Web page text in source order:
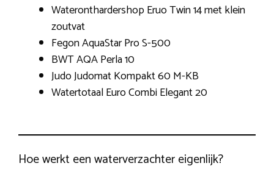
Wateronthardershop Eruo Twin 14 met klein
zoutvat
Fegon AquaStar Pro S-500
BWT AQA Perla 10
Judo Judomat Kompakt 60 M-KB
Watertotaal Euro Combi Elegant 20
Hoe werkt een waterverzachter eigenlijk?